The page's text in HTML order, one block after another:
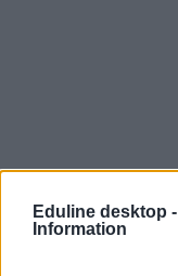
Eduline desktop -
Information